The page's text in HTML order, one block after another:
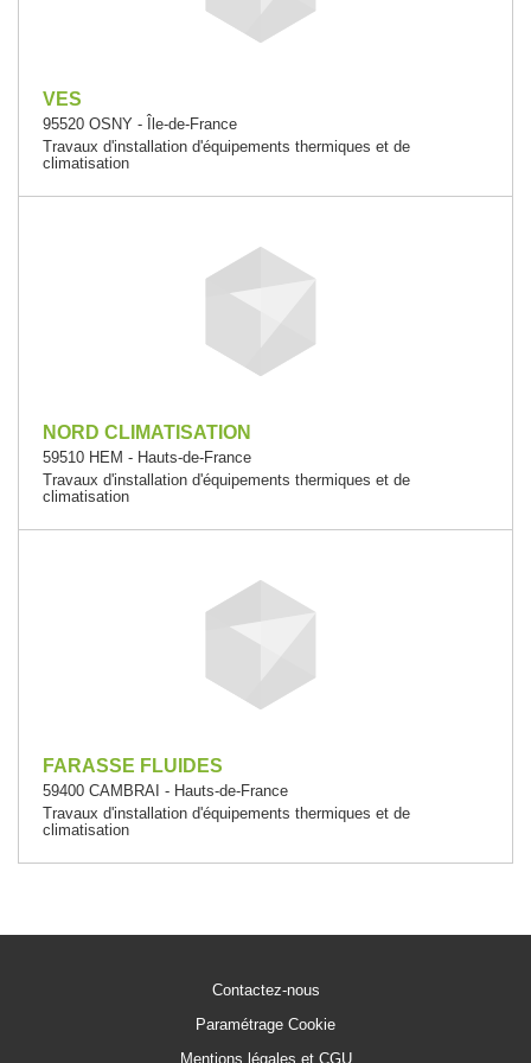
VES
95520 OSNY - Île-de-France
Travaux d'installation d'équipements thermiques et de
climatisation
NORD CLIMATISATION
59510 HEM - Hauts-de-France
Travaux d'installation d'équipements thermiques et de
climatisation
FARASSE FLUIDES
59400 CAMBRAI - Hauts-de-France
Travaux d'installation d'équipements thermiques et de
climatisation
Contactez-nous
Paramétrage Cookie
Mentions légales et CGU